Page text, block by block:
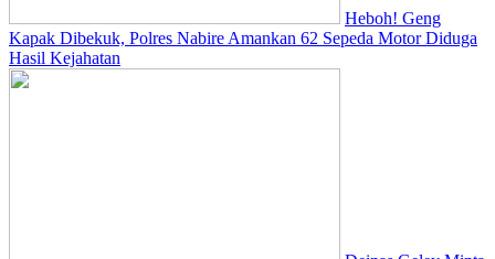
Heboh! Geng
Kapak Dibekuk, Polres Nabire Amankan 62 Sepeda Motor Diduga
Hasil Kejahatan